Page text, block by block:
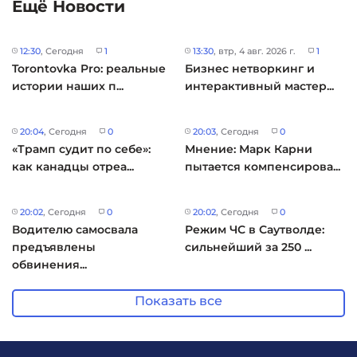
Ещё Новости
12:30, Сегодня 1
Torontovka Pro: реальные
истории наших п...
13:30, втр, 4 авг. 2026 г. 1
Бизнес нетворкинг и
интерактивный мастер...
20:04, Сегодня 0
«Трамп судит по себе»:
как канадцы отреа...
20:03, Сегодня 0
Мнение: Марк Карни
пытается компенсирова...
20:02, Сегодня 0
Водителю самосвала
предъявлены
обвинения...
20:02, Сегодня 0
Режим ЧС в Саутволде:
сильнейший за 250 ...
Показать все